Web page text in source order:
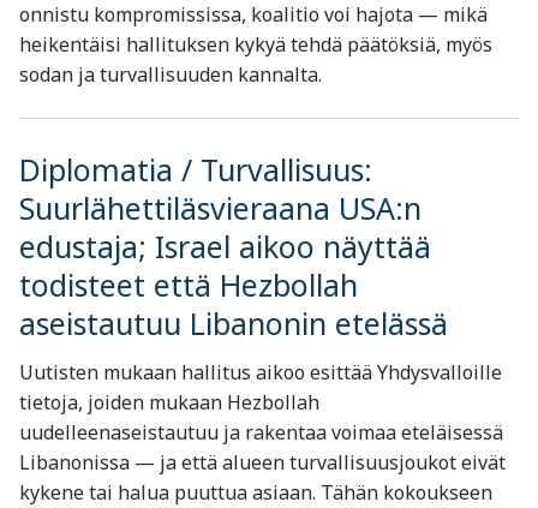
onnistu kompromississa, koalitio voi hajota — mikä
heikentäisi hallituksen kykyä tehdä päätöksiä, myös
sodan ja turvallisuuden kannalta.
Diplomatia / Turvallisuus:
Suurlähettiläsvieraana USA:n
edustaja; Israel aikoo näyttää
todisteet että Hezbollah
aseistautuu Libanonin etelässä
Uutisten mukaan hallitus aikoo esittää Yhdysvalloille
tietoja, joiden mukaan Hezbollah
uudelleenaseistautuu ja rakentaa voimaa eteläisessä
Libanonissa — ja että alueen turvallisuusjoukot eivät
kykene tai halua puuttua asiaan. Tähän kokoukseen